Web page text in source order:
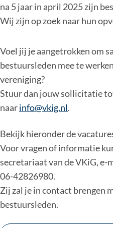
na 5 jaar in april 2025 zijn
Wij zijn op zoek naar hun
Voel jij je aangetrokken om
bestuursleden mee te
vereniging?
Stuur dan jouw sollicitatie
naarinfo@vkig.nl.
Bekijk hieronder de
Voor vragen of informatie
secretariaat van de VKiG, e-
06-42826980.
Zij zal je in contact brengen
bestuursleden.